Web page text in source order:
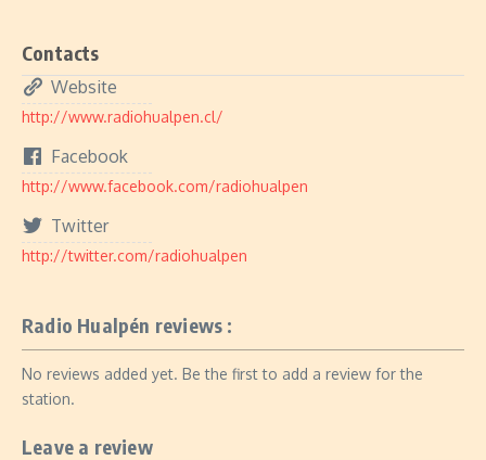
Contacts
Website
http://www.radiohualpen.cl/
Facebook
http://www.facebook.com/radiohualpen
Twitter
http://twitter.com/radiohualpen
Radio Hualpén reviews :
No reviews added yet. Be the first to add a review for the
station.
Leave a review